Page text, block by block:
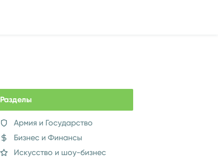
Разделы
Армия и Государство
Бизнес и Финансы
Искусство и шоу-бизнес